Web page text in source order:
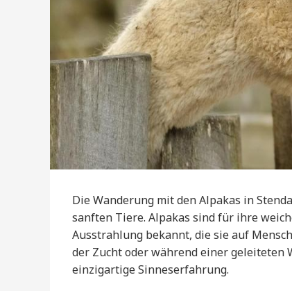
Die Wanderung mit den Alpakas in
sanften Tiere. Alpakas sind für ihre
Ausstrahlung bekannt, die sie auf
der Zucht oder während einer geleiteten
einzigartige Sinneserfahrung.